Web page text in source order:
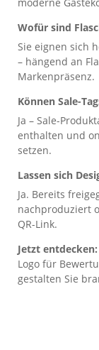
moderne
Wofür sind
Sie eignen sich
– hängend an
Markenpräsenz.
Können Sale-
Ja – Sale-
enthalten und
setzen.
Lassen sich
Ja. Bereits
nachproduziert
QR-Link.
Jetzt entdecken:
Logo für
gestalten Sie